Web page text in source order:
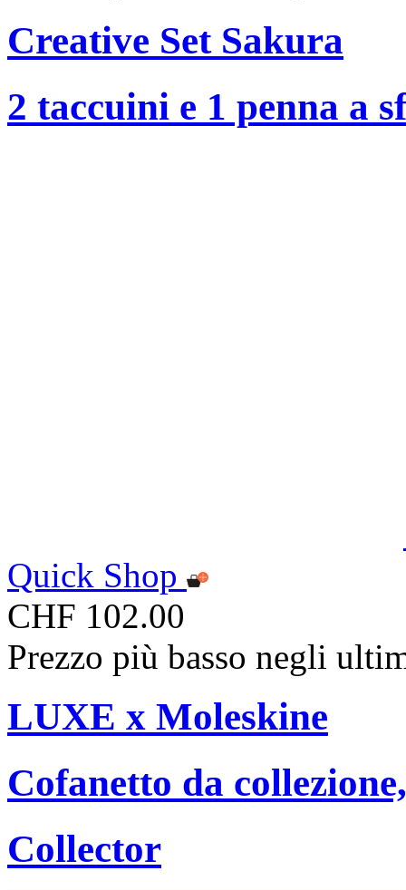
Creative Set Sakura
2 taccuini e 1 penna a
Quick Shop
CHF 102.00
Prezzo più basso negli
LUXE x Moleskine
Cofanetto da
Collector